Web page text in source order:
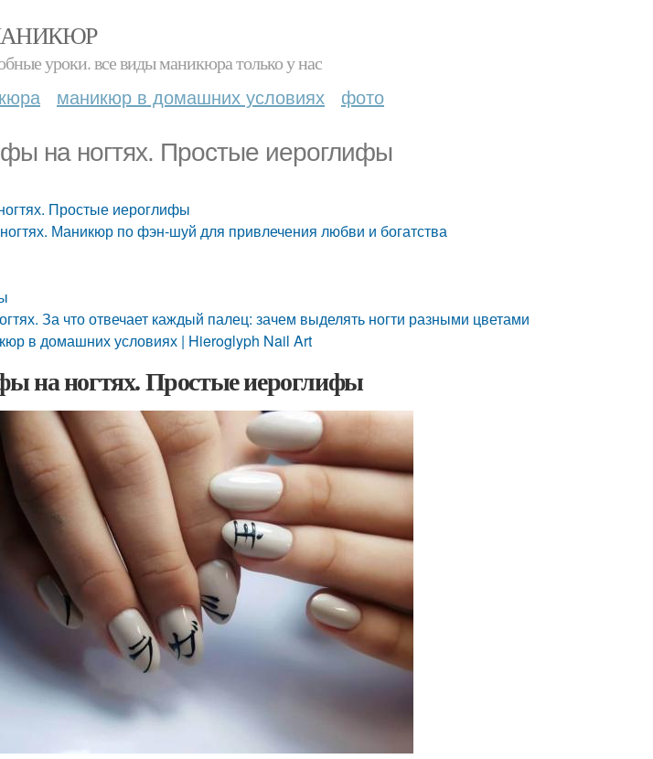
уроки. все виды маникюра только у нас
маникюр в домашних условиях фото
на ногтях. Простые иероглифы
Простые иероглифы
Маникюр по фэн-шуй для привлечения любви и богатства
За что отвечает каждый палец: зачем выделять ногти разными цветами
в домашних условиях | Hieroglyph Nail Art
на ногтях. Простые иероглифы